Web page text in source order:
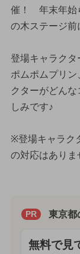
催！ 年末年始
の木ステージ前
登場キャラクタ
ポムポムプリ
クターがどん
しみです♪
※登場キャラク
の対応はありま
PR 東京都
無料で見